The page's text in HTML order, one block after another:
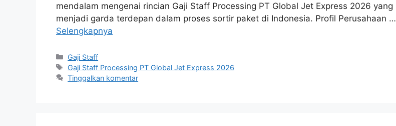
mendalam mengenai rincian Gaji Staff Processing PT Global Jet Express 2026 yang
menjadi garda terdepan dalam proses sortir paket di Indonesia. Profil Perusahaan …
Selengkapnya
Kategori
Gaji Staff
Tag
Gaji Staff Processing PT Global Jet Express 2026
Tinggalkan komentar